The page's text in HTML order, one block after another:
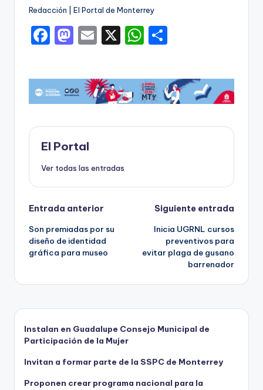
Redacción | El Portal de Monterrey
F
c
e
b
o
o
k
M
st
o
d
o
n
E
ai
l
X
W
a
ts
A
p
m
p
ar
ti
El Portal
Ver todas las entradas
Navegación
de
entradas
Entrada anterior
Son premiadas por su
diseño de identidad
gráfica para museo
Siguiente entrada
Inicia UGRNL cursos
preventivos para
evitar plaga de gusano
barrenador
Instalan en Guadalupe Consejo Municipal de
Participación de la Mujer
Invitan a formar parte de la SSPC de Monterrey
Proponen crear programa nacional para la